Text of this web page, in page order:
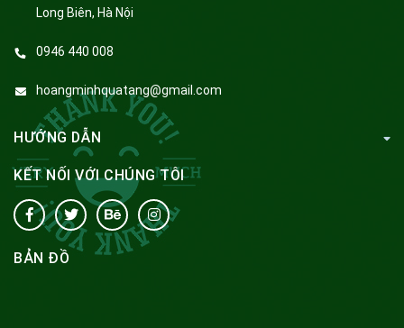
Long Biên, Hà Nội
0946 440 008
hoangminhquatang@gmail.com
HƯỚNG DẪN
KẾT NỐI VỚI CHÚNG TÔI
BẢN ĐỒ